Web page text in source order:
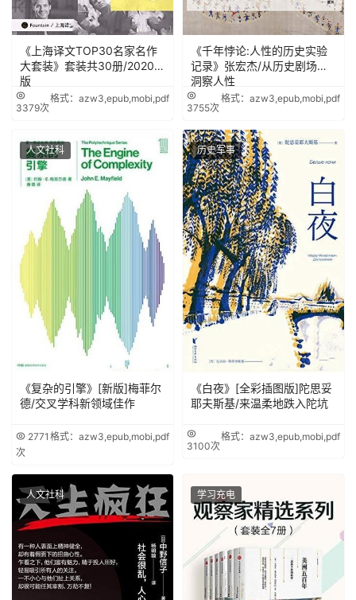
《上海译文TOP30名家名作
大套装》套装共30册/2020年
版
3379次
格式：azw3,epub,mobi,pdf
《千年悖论:人性的历史实验
记录》张宏杰/从历史剧场里
洞察人性
3755次
格式：azw3,epub,mobi,pdf
人文社科
《复杂的引擎》[新版]梅菲尔
德/交叉学科新领域佳作
2771
次
格式：azw3,epub,mobi,pdf
历史军事
《白夜》[全彩插图版]陀思妥
耶夫斯基/来温柔地跌入陀坑
3100次
格式：azw3,epub,mobi,pdf
人文社科 学习充电